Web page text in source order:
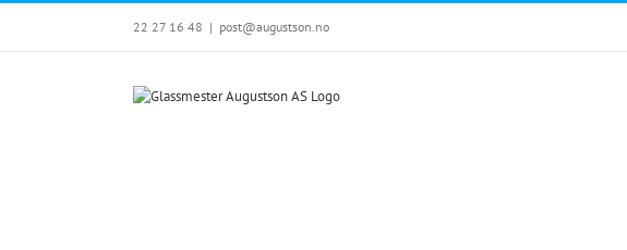
Skip
content
22 27 16 48 | post@augustson.no